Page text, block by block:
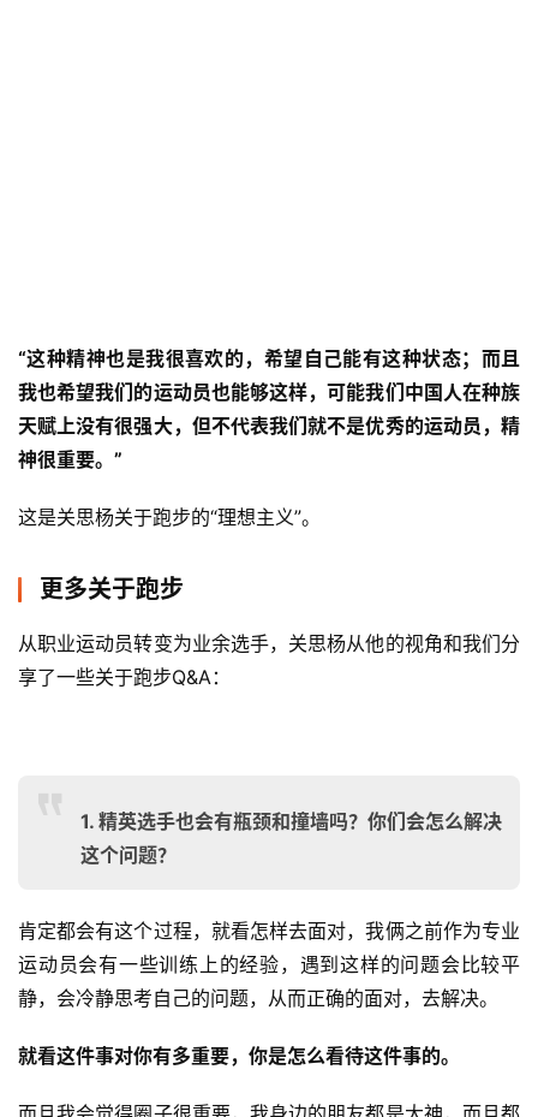
“这种精神也是我很喜欢的，希望自己能有这种状态；而且
我也希望我们的运动员也能够这样，可能我们中国人在种族
天赋上没有很强大，但不代表我们就不是优秀的运动员，精
神很重要。”
这是关思杨关于跑步的“理想主义”。
更多关于跑步
从职业运动员转变为业余选手，关思杨从他的视角和我们分
享了一些关于跑步Q&A：
1. 精英选手也会有瓶颈和撞墙吗？你们会怎么解决
这个问题？
肯定都会有这个过程，就看怎样去面对，我俩之前作为专业
运动员会有一些训练上的经验，遇到这样的问题会比较平
静，会冷静思考自己的问题，从而正确的面对，去解决。
就看这件事对你有多重要，你是怎么看待这件事的。